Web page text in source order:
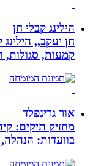
הילינג קבלי חן
חן יעקב,,
קמעות, סגולות,
אור גרינפלד
מחזיק תיקים:
בוועדות: